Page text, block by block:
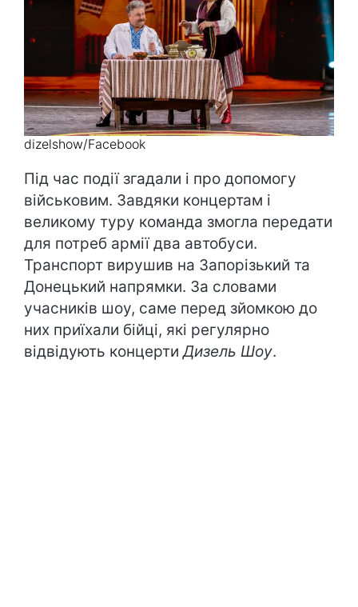
dizelshow/Facebook
Під час події згадали і про допомогу
військовим. Завдяки концертам і
великому туру команда змогла передати
для потреб армії два автобуси.
Транспорт вирушив на Запорізький та
Донецький напрямки. За словами
учасників шоу, саме перед зйомкою до
них приїхали бійці, які регулярно
відвідують концерти Дизель Шоу.